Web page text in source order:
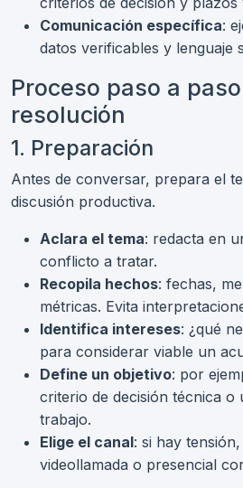
Comunicación específica:
datos verificables y lenguaje
Proceso paso a
resolución
1. Preparación
Antes de conversar, prepara el
discusión productiva.
Aclara el tema: redacta en
conflicto a tratar.
Recopila hechos: fechas,
métricas. Evita
Identifica intereses: ¿qué
para considerar viable un
Define un objetivo: por
criterio de decisión técnica o
trabajo.
Elige el canal: si hay
videollamada o presencial